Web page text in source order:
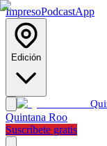
ImpresoPodcastApp
Edición
Quintana Roo
Suscríbete gratis